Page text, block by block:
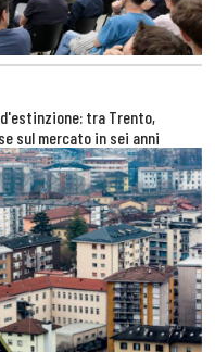
tra Trento,
sul mercato in sei anni